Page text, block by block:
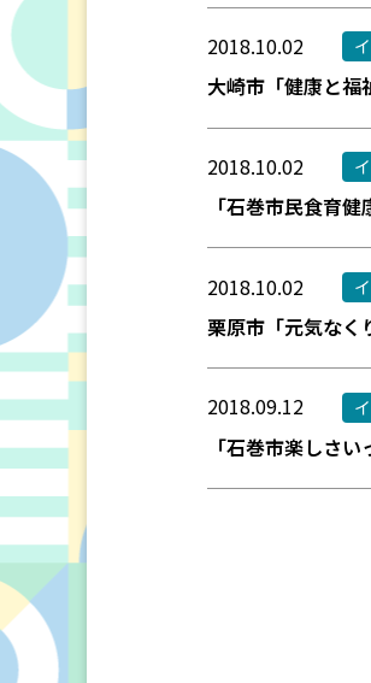
2018.10.02
大崎市「健康と福
2018.10.02
「石巻市民食育
2018.10.02
栗原市「元気なく
2018.09.12
「石巻市楽しさ